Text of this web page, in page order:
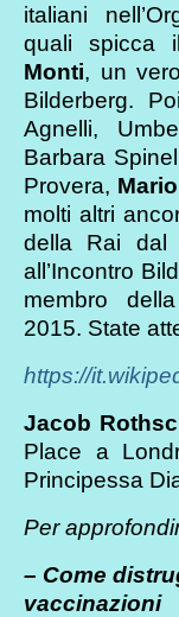
italiani
quali spicca
Monti, un
Bilderberg.
Agnelli,
Barbara
Provera,
molti altri
della Rai dal
all’Incontro
membro
2015. State
https://
Jacob
Place a
Principessa
Per
– Come
vaccinazioni